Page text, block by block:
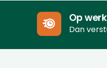
Op
Dan